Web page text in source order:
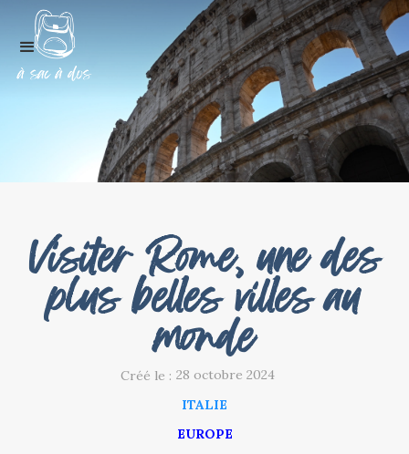
Visiter Rome, une des
plus belles villes au
monde
Créé le : 28 octobre 2024
ITALIE
EUROPE